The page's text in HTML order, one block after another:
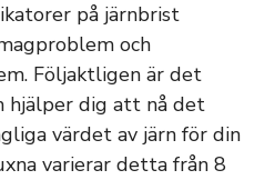
på järnbrist
och
Följaktligen är det
hjälper dig att nå det
värdet av järn för din
varierar detta från 8